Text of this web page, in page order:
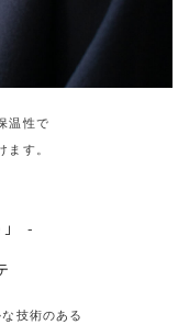
温性で
ます。
-
技術のある